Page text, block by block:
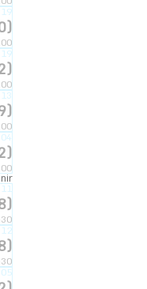
19
19
13
04
11
12
05